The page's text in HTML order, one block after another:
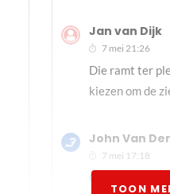
John Van
7 mei 17:18
Gewoon geluk,
Jan van Dijk
7 mei 21:26
Die ramt ter
kiezen om de
TOON